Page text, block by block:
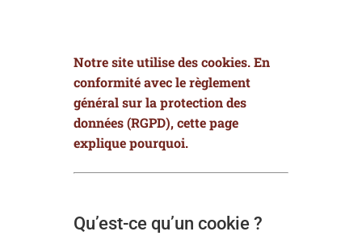
Notre site utilise des cookies. En
conformité avec lerèglement
général sur la protection des
données(RGPD), cette page
explique pourquoi.
Qu’est-ce qu’un cookie ?